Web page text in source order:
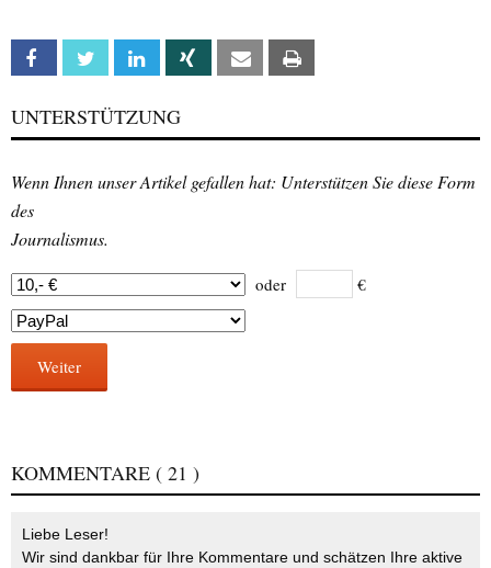
Facebook Twitter Linkedin Xing Email
UNTERSTÜTZUNG
Wenn Ihnen unser Artikel gefallen hat: Unterstützen Sie diese Form
des
Journalismus.
oder €
Weiter
KOMMENTARE ( 21 )
Liebe Leser!
Wir sind dankbar für Ihre Kommentare und schätzen Ihre aktive